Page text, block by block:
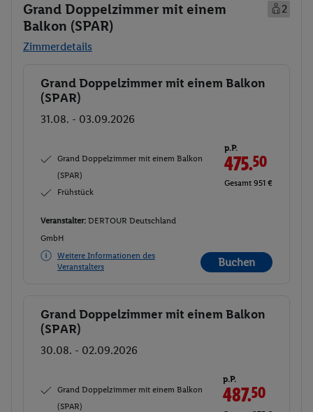
Grand Doppelzimmer mit einem
Balkon (SPAR)
2
Zimmerdetails
Buchen
Grand Doppelzimmer mit einem Balkon
(SPAR)
31.08. - 03.09.2026
Grand Doppelzimmer mit einem Balkon
(SPAR)
Frühstück
p.P.
475.50
Gesamt 951 €
Veranstalter: DERTOUR Deutschland
GmbH
Weitere Informationen des
Veranstalters
Buchen
Buchen
Grand Doppelzimmer mit einem Balkon
(SPAR)
30.08. - 02.09.2026
Grand Doppelzimmer mit einem Balkon
(SPAR)
p.P.
487.50